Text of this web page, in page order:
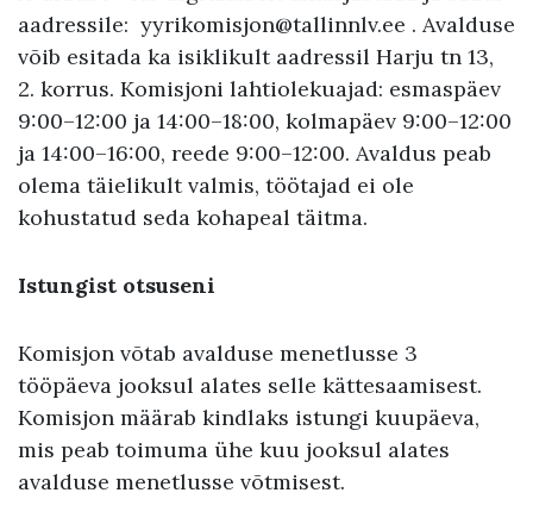
aadressile: yyrikomisjon@tallinnlv.ee . Avalduse
võib esitada ka isiklikult aadressil Harju tn 13,
2. korrus. Komisjoni lahtiolekuajad: esmaspäev
9:00–12:00 ja 14:00–18:00, kolmapäev 9:00–12:00
ja 14:00–16:00, reede 9:00–12:00. Avaldus peab
olema täielikult valmis, töötajad ei ole
kohustatud seda kohapeal täitma.
Istungist otsuseni
Komisjon võtab avalduse menetlusse 3
tööpäeva jooksul alates selle kättesaamisest.
Komisjon määrab kindlaks istungi kuupäeva,
mis peab toimuma ühe kuu jooksul alates
avalduse menetlusse võtmisest.